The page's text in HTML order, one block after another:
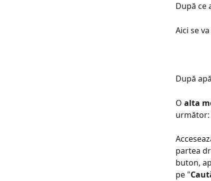
După ce
Aici se
După
O alta
următor:
partea
buton,
pe "